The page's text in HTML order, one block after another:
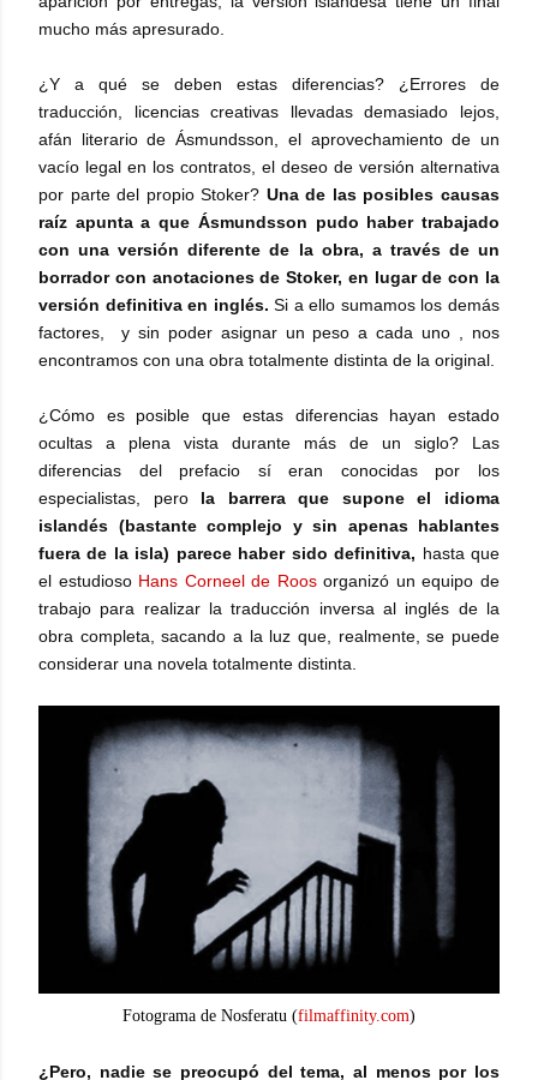
mucho más apresurado.
¿Y a qué se deben estas diferencias? ¿Errores de
traducción, licencias creativas llevadas demasiado lejos,
afán literario deÁsmundsson, el aprovechamiento de un
vacío legal en los contratos, el deseo de versión alternativa
por parte del propio Stoker? Una de las posibles causas
raíz apunta a que Ásmundsson pudo haber trabajado
con una versión diferente de la obra, a través de un
borrador con anotaciones de Stoker, en lugar de con la
versión definitiva en inglés. Si a ello sumamos los demás
factores, y sin poder asignar un peso a cada uno , nos
encontramos con una obra totalmente distinta de la original.
¿Cómo es posible que estas diferencias hayan estado
ocultas a plena vista durante más de un siglo? Las
diferencias del prefacio sí eran conocidas por los
especialistas, pero la barrera que supone el idioma
islandés (bastante complejo y sin apenas hablantes
fuera de la isla) parece haber sido definitiva, hasta que
el estudioso Hans Corneel de Roosorganizó un equipo de
trabajo para realizar la traducción inversa al inglés de la
obra completa, sacando a la luz que, realmente, se puede
considerar una novela totalmente distinta.
Fotograma de Nosferatu (filmaffinity.com)
¿Pero, nadie se preocupó del tema, al menos por los